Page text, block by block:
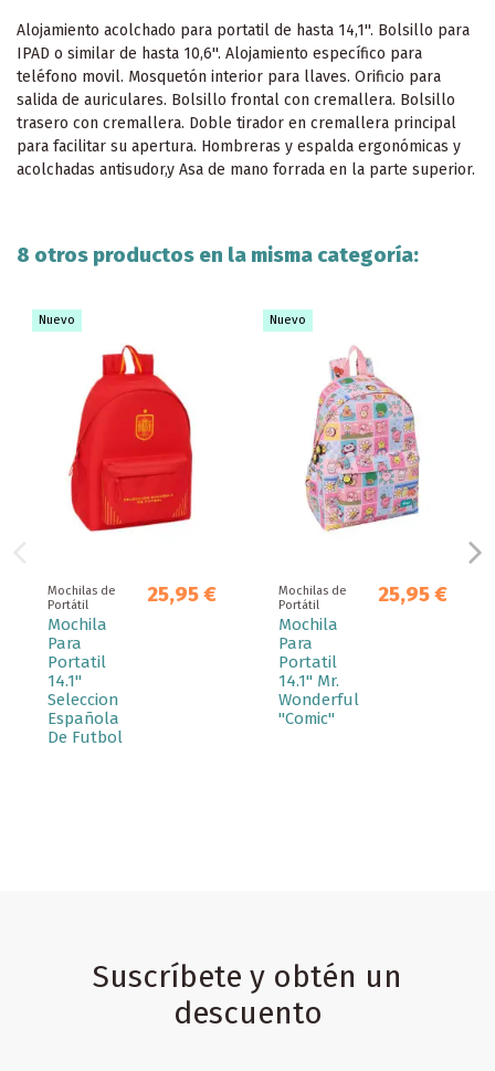
Alojamiento acolchado para portatil de hasta 14,1''. Bolsillo para
IPAD o similar de hasta 10,6''. Alojamiento específico para
teléfono movil. Mosquetón interior para llaves. Orificio para
salida de auriculares. Bolsillo frontal con cremallera. Bolsillo
trasero con cremallera. Doble tirador en cremallera principal
para facilitar su apertura. Hombreras y espalda ergonómicas y
acolchadas antisudor,y Asa de mano forrada en la parte superior.
8 otros productos en la misma categoría:
Nuevo
Mochilas de
Portátil
Mochila
Para
Portatil
14.1''
Seleccion
Española
De Futbol
25,95 €
Nuevo
Mochilas de
Portátil
Mochila
Para
Portatil
14.1'' Mr.
Wonderful
"Comic"
25,95 €
Suscríbete y obtén un
descuento